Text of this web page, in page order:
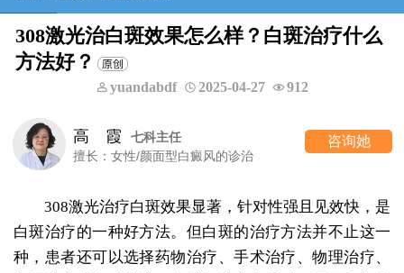
308激光治白斑效果怎么样？白斑治疗什么
方法好？
yuandabdf 2025-04-27 912
高 霞
七科主任
擅长：女性/颜面型白癜风的诊治
咨询她
308激光治疗白斑效果显著，针对性强且见效快，是
白斑治疗的一种好方法。但白斑的治疗方法并不止这一
种，患者还可以选择药物治疗、手术治疗、物理治疗、